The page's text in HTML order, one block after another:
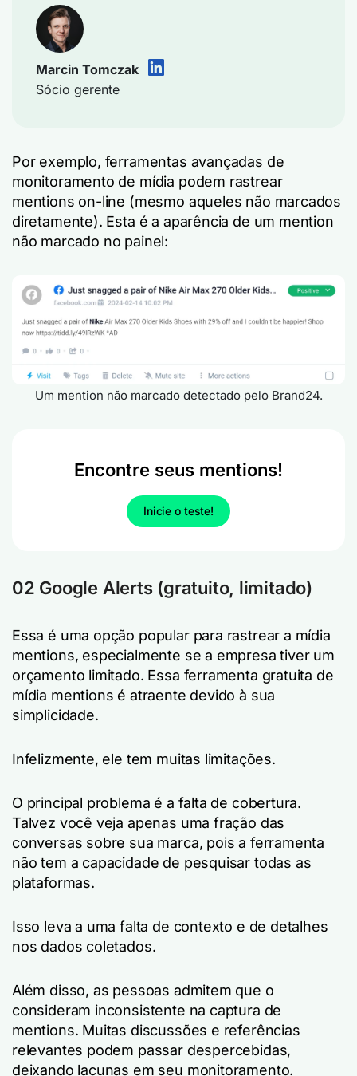
Marcin Tomczak
Sócio gerente
Por exemplo, ferramentas avançadas de
monitoramento de mídia podem rastrear
mentions on-line (mesmo aqueles não marcados
diretamente). Esta é a aparência de um mention
não marcado no painel:
Um mention não marcado detectado pelo Brand24.
Encontre seus mentions!
Inicie o teste!
02 Google Alerts (gratuito, limitado)
Essa é uma opção popular para rastrear a mídia
mentions, especialmente se a empresa tiver um
orçamento limitado. Essa ferramenta gratuita de
mídia mentions é atraente devido à sua
simplicidade.
Infelizmente, ele tem muitas limitações.
O principal problema é a falta de cobertura.
Talvez você veja apenas uma fração das
conversas sobre sua marca, pois a ferramenta
não tem a capacidade de pesquisar todas as
plataformas.
Isso leva a uma falta de contexto e de detalhes
nos dados coletados.
Além disso, as pessoas admitem que o
consideram inconsistente na captura de
mentions. Muitas discussões e referências
relevantes podem passar despercebidas,
deixando lacunas em seu monitoramento.